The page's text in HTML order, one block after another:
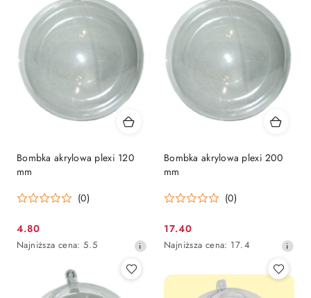
przed
obniżką
Bombka akrylowa plexi 120
mm
(0)
Cena
promocyjna:
4.80
Najniższa
Najniższa cena: 5.5
Bombka akrylowa plexi 200
mm
(0)
Cena
promocyjna:
17.40
Najniższa
30
Najniższa cena: 17.4